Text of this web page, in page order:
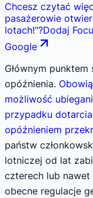
Chcesz czytać
pasażerowie
lotach!"?Dodaj
Google
Głównym
opóźnienia.
możliwość
przypadku
opóźnieniem
państw
lotniczej od lat
czterech lub nawet
obecne regulacje